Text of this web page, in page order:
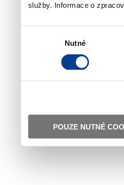
služby. Informace o
Nutné
POUZE NUTNÉ